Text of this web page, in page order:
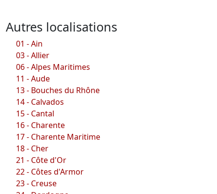
Autres localisations
01 - Ain
03 - Allier
06 - Alpes Maritimes
11 - Aude
13 - Bouches du Rhône
14 - Calvados
15 - Cantal
16 - Charente
17 - Charente Maritime
18 - Cher
21 - Côte d'Or
22 - Côtes d'Armor
23 - Creuse